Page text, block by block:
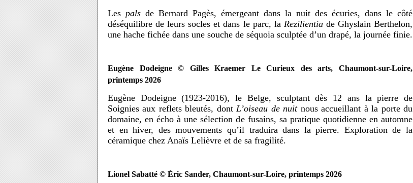
Les pals de Bernard Pagès, émergeant dans la nuit des écuries, dans le côté
déséquilibre de leurs socles et dans le parc, la Rezilientia de Ghyslain Berthelon,
une hache fichée dans une souche de séquoia sculptée d’un drapé, la journée finie.
Eugène Dodeigne © Gilles Kraemer Le Curieux des arts, Chaumont-sur-Loire,
printemps 2026
Eugène Dodeigne (1923-2016), le Belge, sculptant dès 12 ans la pierre de
Soignies aux reflets bleutés, dontL’oiseau de nuitnous accueillant à la porte du
domaine, en écho à une sélection de fusains, sa pratique quotidienne en automne
et en hiver, des mouvements qu’il traduira dans la pierre. Exploration de la
céramique chez Anaïs Lelièvre et de sa fragilité.
Lionel Sabatté © Éric Sander, Chaumont-sur-Loire, printemps 2026